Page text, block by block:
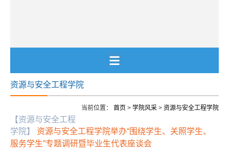
资源与安全工程学院
当前位置： 首页 > 学院风采 > 资源与安全工程学院
【资源与安全工程
学院】
资源与安全工程学院举办“围绕学生、关照学生、
服务学生”专题调研暨毕业生代表座谈会